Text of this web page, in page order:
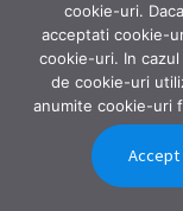
cookie-uri.
acceptati cookie-
cookie-uri. In
de cookie-uri
anumite cookie-uri
Accept